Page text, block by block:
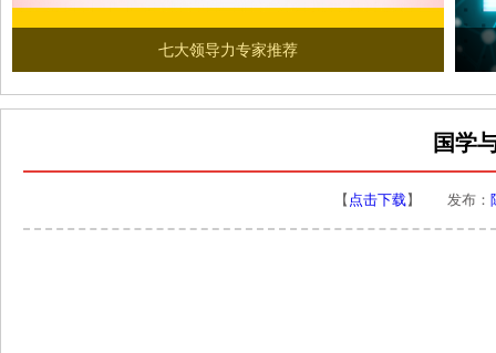
七大领导力专家推荐
国学
【 点击下载】 发布：